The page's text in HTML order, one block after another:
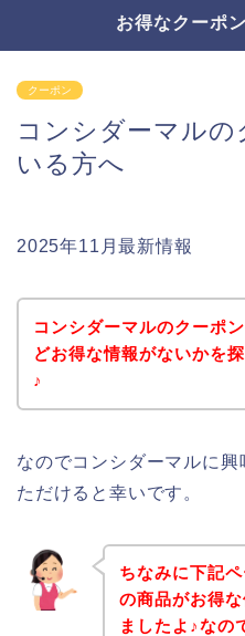
お得なクーポ
クーポン
コンシダーマルの
いる方へ
2025年11月最新情報
コンシダーマルのクーポ
どお得な情報がないかを
♪
なのでコンシダーマルに
ただけると幸いです。
ちなみに下記
の商品がお得
ましたよ♪なの